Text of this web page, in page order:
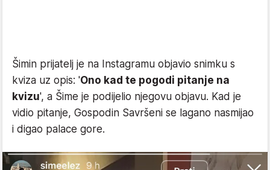
Šimin prijatelj je na Instagramu objavio snimku s
kviza uz opis: 'Ono kad te pogodi pitanje na
kvizu', a Šime je podijelio njegovu objavu. Kad je
vidio pitanje, Gospodin Savršeni se lagano nasmijao
i digao palace gore.